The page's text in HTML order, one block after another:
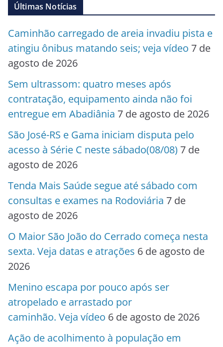
Últimas Notícias
Caminhão carregado de areia invadiu pista e
atingiu ônibus matando seis; veja vídeo 7 de
agosto de 2026
Sem ultrassom: quatro meses após
contratação, equipamento ainda não foi
entregue em Abadiânia 7 de agosto de 2026
São José-RS e Gama iniciam disputa pelo
acesso à Série C neste sábado(08/08) 7 de
agosto de 2026
Tenda Mais Saúde segue até sábado com
consultas e exames na Rodoviária 7 de
agosto de 2026
O Maior São João do Cerrado começa nesta
sexta. Veja datas e atrações 6 de agosto de
2026
Menino escapa por pouco após ser
atropelado e arrastado por
caminhão. Veja vídeo 6 de agosto de 2026
Ação de acolhimento à população em